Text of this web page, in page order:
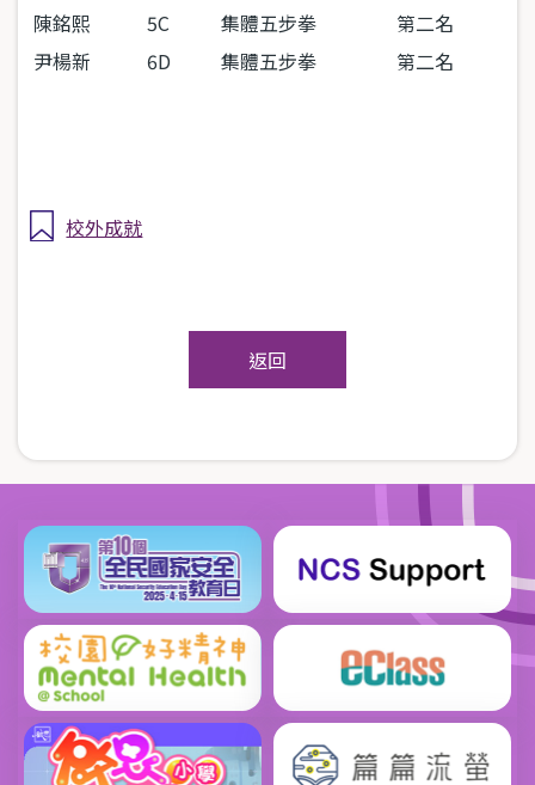
陳銘熙
5C 集體五步拳
第二名
尹楊新
6D 集體五步拳 第二名
校外成就
返回